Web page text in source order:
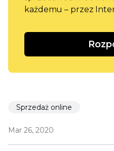
każdemu – przez
Sprzedaż online
Mar 26, 2020